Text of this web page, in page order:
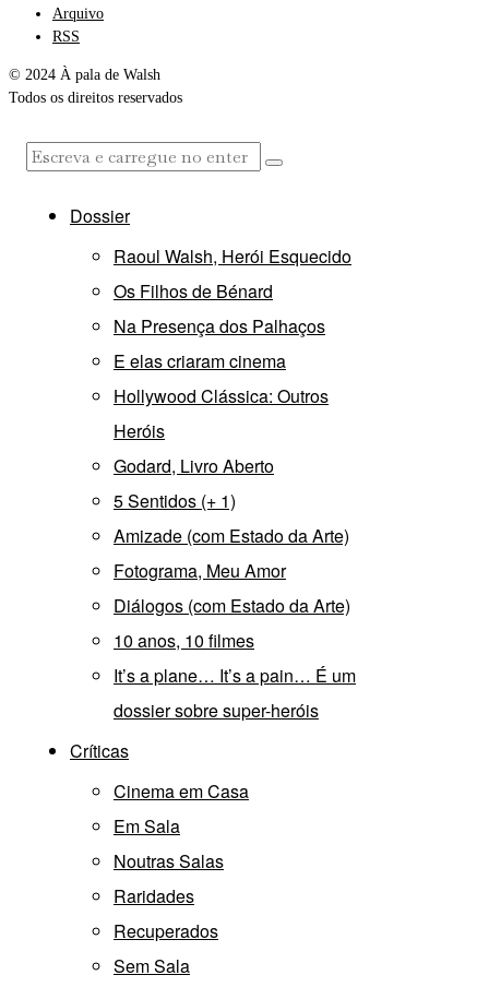
Arquivo
RSS
© 2024 À pala de Walsh
Todos os direitos reservados
Dossier
Raoul Walsh, Herói Esquecido
Os Filhos de Bénard
Na Presença dos Palhaços
E elas criaram cinema
Hollywood Clássica: Outros
Heróis
Godard, Livro Aberto
5 Sentidos (+ 1)
Amizade (com Estado da Arte)
Fotograma, Meu Amor
Diálogos (com Estado da Arte)
10 anos, 10 filmes
It’s a plane… It’s a pain… É um
dossier sobre super-heróis
Críticas
Cinema em Casa
Em Sala
Noutras Salas
Raridades
Recuperados
Sem Sala